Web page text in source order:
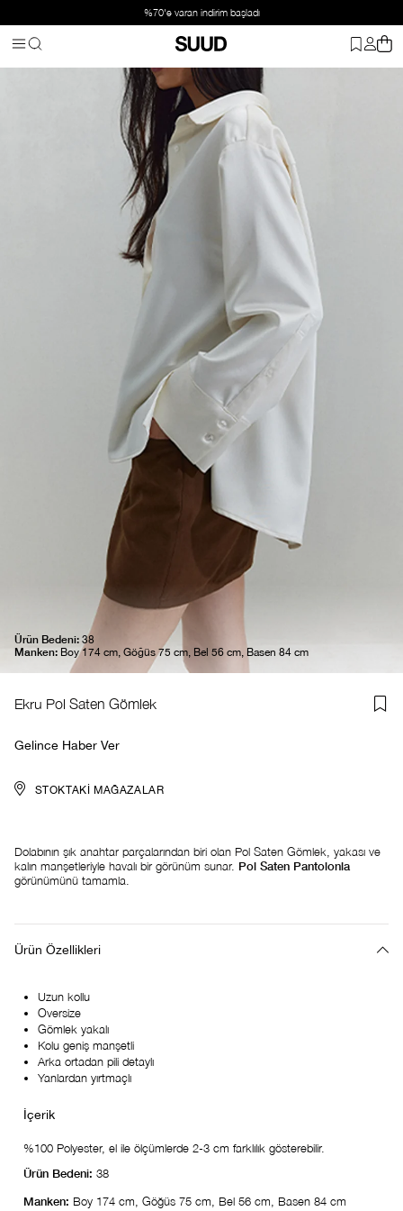
%70'e varan indirim başladı
Üst Giyim Gömlek
Ürün Bedeni: 38
Manken: Boy 174 cm, Göğüs 75 cm, Bel 56 cm, Basen 84 cm
Ekru Pol Saten Gömlek
Gelince Haber Ver
STOKTAKI MAĞAZALAR
Dolabının şık anahtar parçalarından biri olan Pol Saten Gömlek, yakası ve
kalın manşetleriyle havalı bir görünüm sunar. Pol Saten Pantolonla
görünümünü tamamla.
Ürün Özellikleri
Uzun kollu
Oversize
Gömlek yakalı
Kolu geniş manşetli
Arka ortadan pili detaylı
Yanlardan yırtmaçlı
%100 Polyester, el ile ölçümlerde 2-3 cm farklılık gösterebilir.
Ürün Bedeni: 38
Manken: Boy 174 cm, Göğüs 75 cm, Bel 56 cm, Basen 84 cm